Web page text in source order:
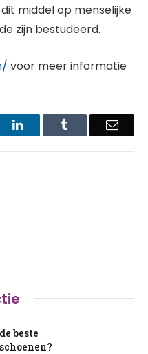
middel op menselijke
zijn bestudeerd.
voor meer informatie
LinkedIn Email
beste